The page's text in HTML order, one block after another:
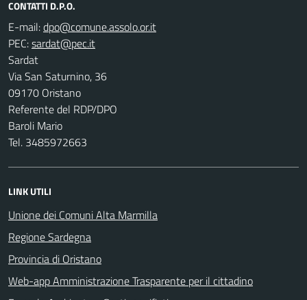
CONTATTI D.P.O.
E-mail:
PEC:
Sardat
Via San Saturnino, 36
09170 Oristano
Referente del RDP/DPO
Baroli Mario
Tel. 3485972663
LINK UTILI
Unione dei Comuni Alta Marmilla
Regione Sardegna
Provincia di Oristano
Web-app Amministrazione Trasparente per il cittadino